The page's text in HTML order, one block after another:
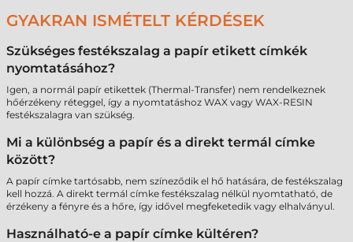
GYAKRAN ISMÉTELT KÉRDÉSEK
Szükséges festékszalag a papír etikett címkék
nyomtatásához?
Igen, a normál papír etikettek (Thermal-Transfer) nem rendelkeznek
hőérzékeny réteggel, így a nyomtatáshoz WAX vagy WAX-RESIN
festékszalagra van szükség.
Mi a különbség a papír és a direkt termál címke
között?
A papír címke tartósabb, nem színeződik el hő hatására, de festékszalag
kell hozzá. A direkt termál címke festékszalag nélkül nyomtatható, de
érzékeny a fényre és a hőre, így idővel megfeketedik vagy elhalványul.
Használható-e a papír címke kültéren?